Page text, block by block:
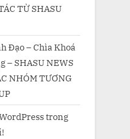
TỪ SHASU
Đạo – Chìa Khoá
– SHASU NEWS
NHÓM TƯƠNG
trong